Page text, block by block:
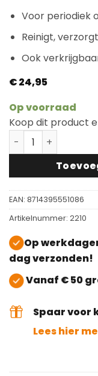
Voor periodiek
Reinigt,
Ook
€24,95
Op voorraad
Koop dit product
Blue Dolphin
EAN: 8714395551086
Artikelnummer: 2210
Op
dag verzonden!
Vanaf € 50
Spaar voor
Lees hier